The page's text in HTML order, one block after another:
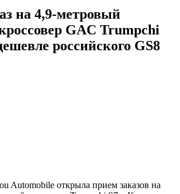
на 4,9-метровый
GAC Trumpchi
российского GS8
Automobile открыла прием заказов на